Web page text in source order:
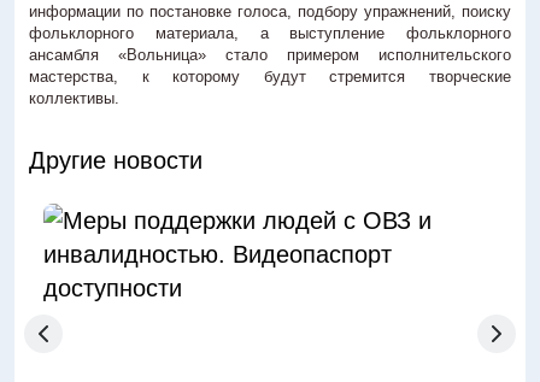
информации по постановке голоса, подбору упражнений, поиску
фольклорного материала, а выступление фольклорного
ансамбля «Вольница» стало примером исполнительского
мастерства, к которому будут стремится творческие
коллективы.
Другие новости